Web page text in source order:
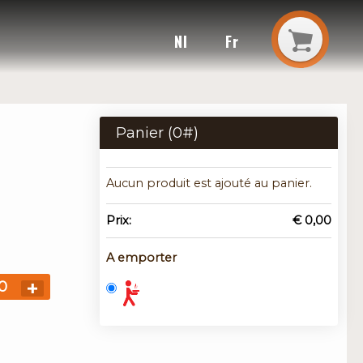
Nl Fr
Panier (0#)
Aucun produit est ajouté au panier.
Prix: € 0,00
A emporter